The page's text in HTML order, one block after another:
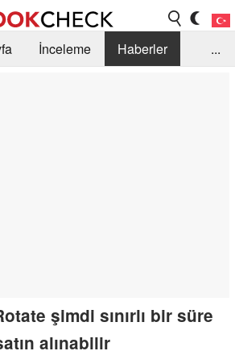
İnceleme
Haberler
...
şimdi sınırlı bir süre
alınabilir